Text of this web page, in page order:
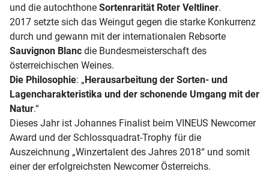
und die autochthone Sortenrarität Roter Veltliner.
2017 setzte sich das Weingut gegen die starke Konkurrenz
durch und gewann mit der internationalen Rebsorte
Sauvignon Blanc die Bundesmeisterschaft des
österreichischen Weines.
Die Philosophie: „Herausarbeitung der Sorten- und
Lagencharakteristika und der schonende Umgang mit der
Natur.“
Dieses Jahr ist Johannes Finalist beim VINEUS Newcomer
Award und der Schlossquadrat-Trophy für die
Auszeichnung „Winzertalent des Jahres 2018“ und somit
einer der erfolgreichsten Newcomer Österreichs.